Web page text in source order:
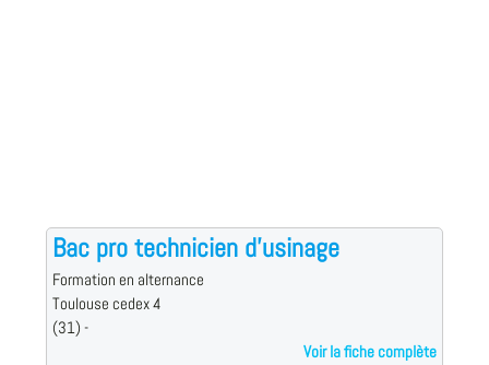
Bac pro technicien d'usinage
Formation en alternance
Toulouse cedex 4
(31) -
Voir la fiche complète